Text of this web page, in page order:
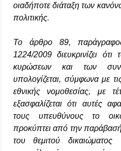
οιαδήποτε διάταξη των
πολιτικής.
Το άρθρο 89,
1224/2009 διευκρινίζει
κυρώσεων και των
υπολογίζεται, σύμφωνα με
εθνικής νομοθεσίας, με
εξασφαλίζεται ότι αυτές
τους υπευθύνους το
προκύπτει από την
του θεμιτού